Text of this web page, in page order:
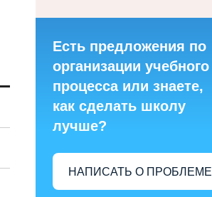
Есть предложения по
организации учебного
процесса или знаете,
как сделать школу
лучше?
НАПИСАТЬ О ПРОБЛЕМЕ